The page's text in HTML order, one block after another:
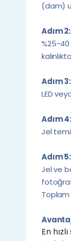
(dam)
Adım
%25-
Adım
LED
Adım
Jel
Adım
Jel ve
Toplam
En